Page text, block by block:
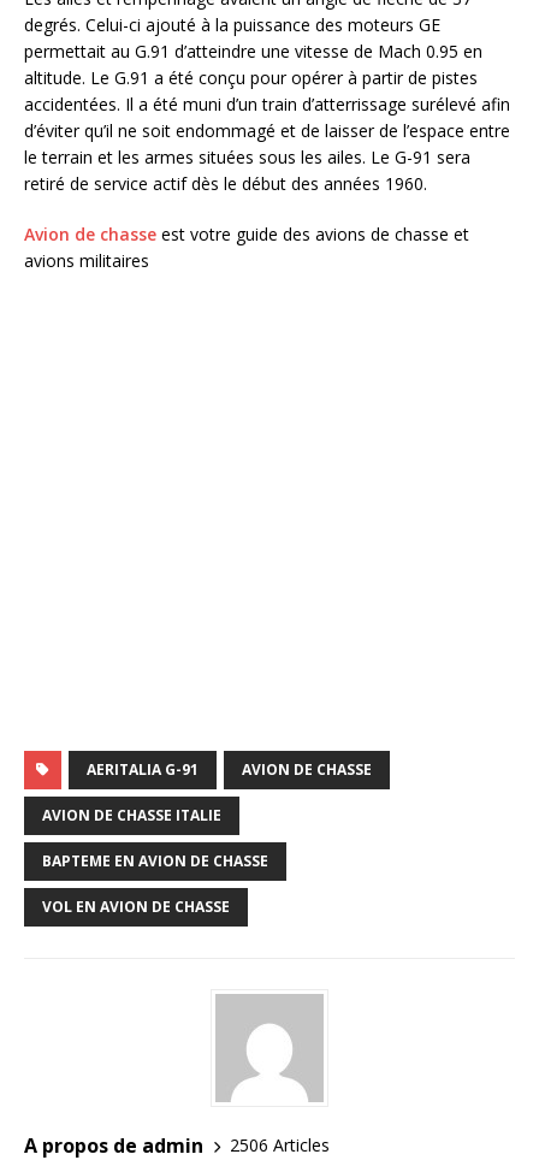
degrés. Celui-ci ajouté à la puissance des moteurs GE
permettait au G.91 d’atteindre une vitesse de Mach 0.95 en
altitude. Le G.91 a été conçu pour opérer à partir de pistes
accidentées. Il a été muni d’un train d’atterrissage surélevé afin
d’éviter qu’il ne soit endommagé et de laisser de l’espace entre
le terrain et les armes situées sous les ailes. Le G-91 sera
retiré de service actif dès le début des années 1960.
Avion de chasse est votre guide des avions de chasse et
avions militaires
AERITALIA G-91 AVION DE CHASSE
AVION DE CHASSE ITALIE
BAPTEME EN AVION DE CHASSE
VOL EN AVION DE CHASSE
A propos de admin 2506 Articles